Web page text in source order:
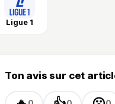
Ligue 1
Ton avis sur cet